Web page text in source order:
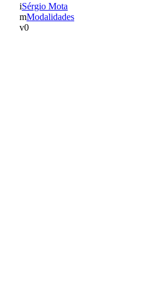
Sérgio Mota
Modalidades
0